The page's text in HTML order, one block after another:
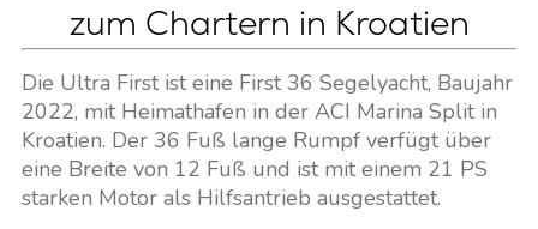
zum Chartern in Kroatien
Die Ultra First ist eine First 36 Segelyacht, Baujahr
2022, mit Heimathafen in der ACI Marina Split in
Kroatien. Der 36 Fuß lange Rumpf verfügt über
eine Breite von 12 Fuß und ist mit einem 21 PS
starken Motor als Hilfsantrieb ausgestattet.